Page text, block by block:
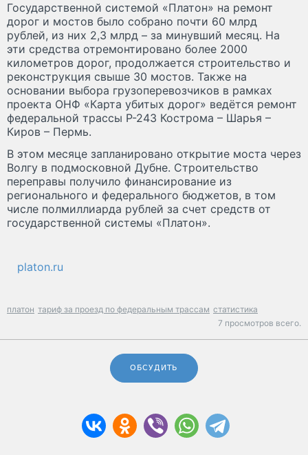
Государственной системой «Платон» на ремонт
дорог и мостов было собрано почти 60 млрд
рублей, из них 2,3 млрд – за минувший месяц. На
эти средства отремонтировано более 2000
километров дорог, продолжается строительство и
реконструкция свыше 30 мостов. Также на
основании выбора грузоперевозчиков в рамках
проекта ОНФ «Карта убитых дорог» ведётся ремонт
федеральной трассы Р-243 Кострома – Шарья –
Киров – Пермь.
В этом месяце запланировано открытие моста через
Волгу в подмосковной Дубне. Строительство
переправы получило финансирование из
регионального и федерального бюджетов, в том
числе полмиллиарда рублей за счет средств от
государственной системы «Платон».
platon.ru
платон тариф за проезд по федеральным трассам статистика
7 просмотров всего.
ОБСУДИТЬ